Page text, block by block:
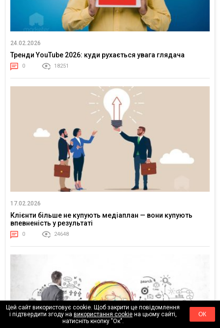
24.02.2026
Тренди YouTube 2026: куди рухається увага глядача
0 18251
17.02.2026
Клієнти більше не купують медіаплан — вони купують
впевненість у результаті
0 24648
Цей сайт використовує cookie. Щоб закрити це повідомлення
і підтвердити згоду на використання cookieна цьому сайті,
натисніть кнопку "Ок".
ОК